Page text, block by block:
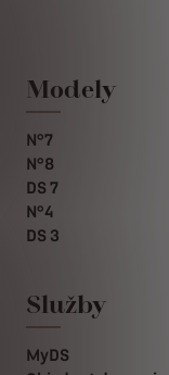
Modely
N°7
N°8
DS 7
N°4
DS 3
Služby
MyDS